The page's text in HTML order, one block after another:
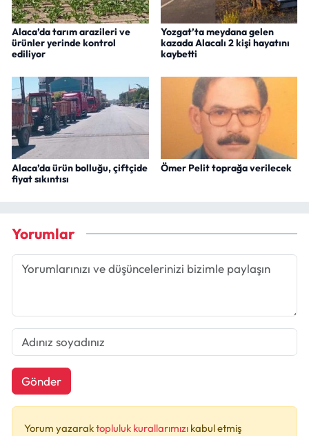
Alaca’da tarım arazileri ve
ürünler yerinde kontrol
ediliyor
Yozgat’ta meydana gelen
kazada Alacalı 2 kişi hayatını
kaybetti
Alaca’da ürün bolluğu, çiftçide
fiyat sıkıntısı
Ömer Pelit toprağa verilecek
Yorumlar
Gönder
Yorum yazaraktopluluk kurallarımızı kabul etmiş